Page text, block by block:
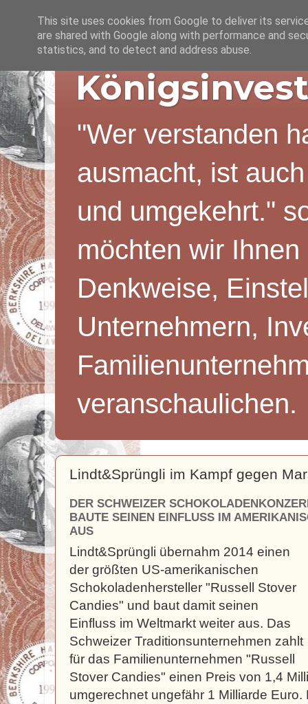
"Wer verstanden
ausmacht, ist
und umgekehrt."
möchten wir
Denkweise,
Unternehmern,
veranschaulichen.
Lindt&Sprüngli im Kampf gegen
DER SCHWEIZER
BAUTE SEINEN EINFLUSS IM
AUS
Lindt&Sprüngli übernahm 2014 einen
der größten US-amerikanischen
Schokoladenhersteller "Russell Stover
Candies" und baut damit seinen
Einfluss im Weltmarkt weiter aus. Das
Schweizer Traditionsunternehmen zahlt
für das Familienunternehmen "Russell
Stover Candies" einen Preis von 1,4
umgerechnet ungefähr 1 Milliarde Euro.
This site uses cookies from Google to deliver its
are shared with Google along with performance and
statistics, and to detect and address abuse.